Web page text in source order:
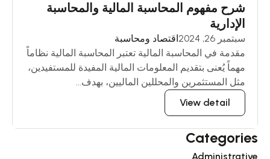
شرح مفهوم المحاسبة المالية والمحاسبة
الإدارية
سبتمبر 26, 2024
اقتصاد ومحاسبة
مقدمة في المحاسبة المالية تعتبر المحاسبة المالية نظاماً
مهماً يُعنى بتقديم المعلومات المالية المفيدة للمستفيدين،
مثل المستثمرين والمحللين الماليين، بهدف...
View detail
Categories
Administrative